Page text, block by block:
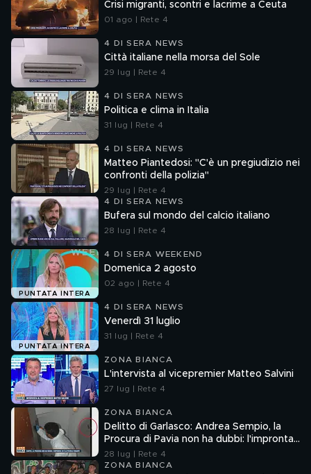
Crisi migranti, scontri e lacrime a Ceuta
01 ago | Rete 4
4 DI SERA NEWS
Città italiane nella morsa del Sole
29 lug | Rete 4
4 DI SERA NEWS
Politica e clima in Italia
31 lug | Rete 4
4 DI SERA NEWS
Matteo Piantedosi: "C'è un pregiudizio nei
confronti della polizia"
29 lug | Rete 4
4 DI SERA NEWS
Bufera sul mondo del calcio italiano
28 lug | Rete 4
PUNTATA INTERA
4 DI SERA WEEKEND
Domenica 2 agosto
02 ago | Rete 4
PUNTATA INTERA
4 DI SERA NEWS
Venerdì 31 luglio
31 lug | Rete 4
ZONA BIANCA
L'intervista al vicepremier Matteo Salvini
27 lug | Rete 4
ZONA BIANCA
Delitto di Garlasco: Andrea Sempio, la
Procura di Pavia non ha dubbi: l'impronta
33 è la pistola fumante
28 lug | Rete 4
ZONA BIANCA